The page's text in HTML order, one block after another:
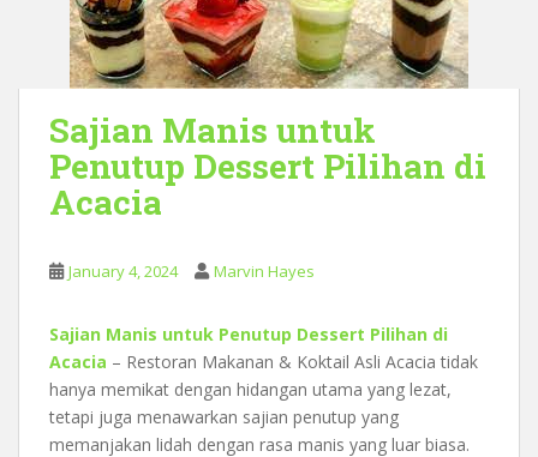
Sajian Manis untuk
Penutup Dessert Pilihan di
Acacia
January 4, 2024 Marvin Hayes
Sajian Manis untuk Penutup Dessert Pilihan di
Acacia – Restoran Makanan & Koktail Asli Acacia tidak
hanya memikat dengan hidangan utama yang lezat,
tetapi juga menawarkan sajian penutup yang
memanjakan lidah dengan rasa manis yang luar biasa.